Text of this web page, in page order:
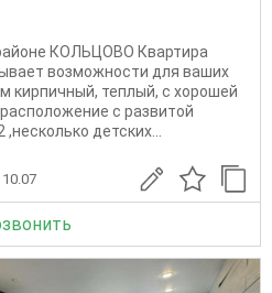
КОЛЬЦОВО Квартира
возможности для ваших
кирпичный, теплый, с хорошей
с развитой
детских...
10.07